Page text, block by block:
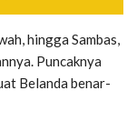
hingga Sambas,
Puncaknya
Belanda benar-